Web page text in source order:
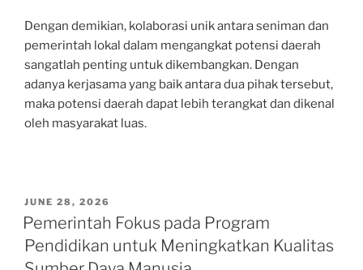
Dengan demikian, kolaborasi unik antara seniman dan
pemerintah lokal dalam mengangkat potensi daerah
sangatlah penting untuk dikembangkan. Dengan
adanya kerjasama yang baik antara dua pihak tersebut,
maka potensi daerah dapat lebih terangkat dan dikenal
oleh masyarakat luas.
POSTED
ON
JUNE 28, 2026
Pemerintah Fokus pada Program
Pendidikan untuk Meningkatkan Kualitas